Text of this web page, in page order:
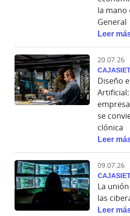
la mano
General
Leer
20.07.26
Diseño
se
clónica
Leer
09.07.26
La
las
Leer